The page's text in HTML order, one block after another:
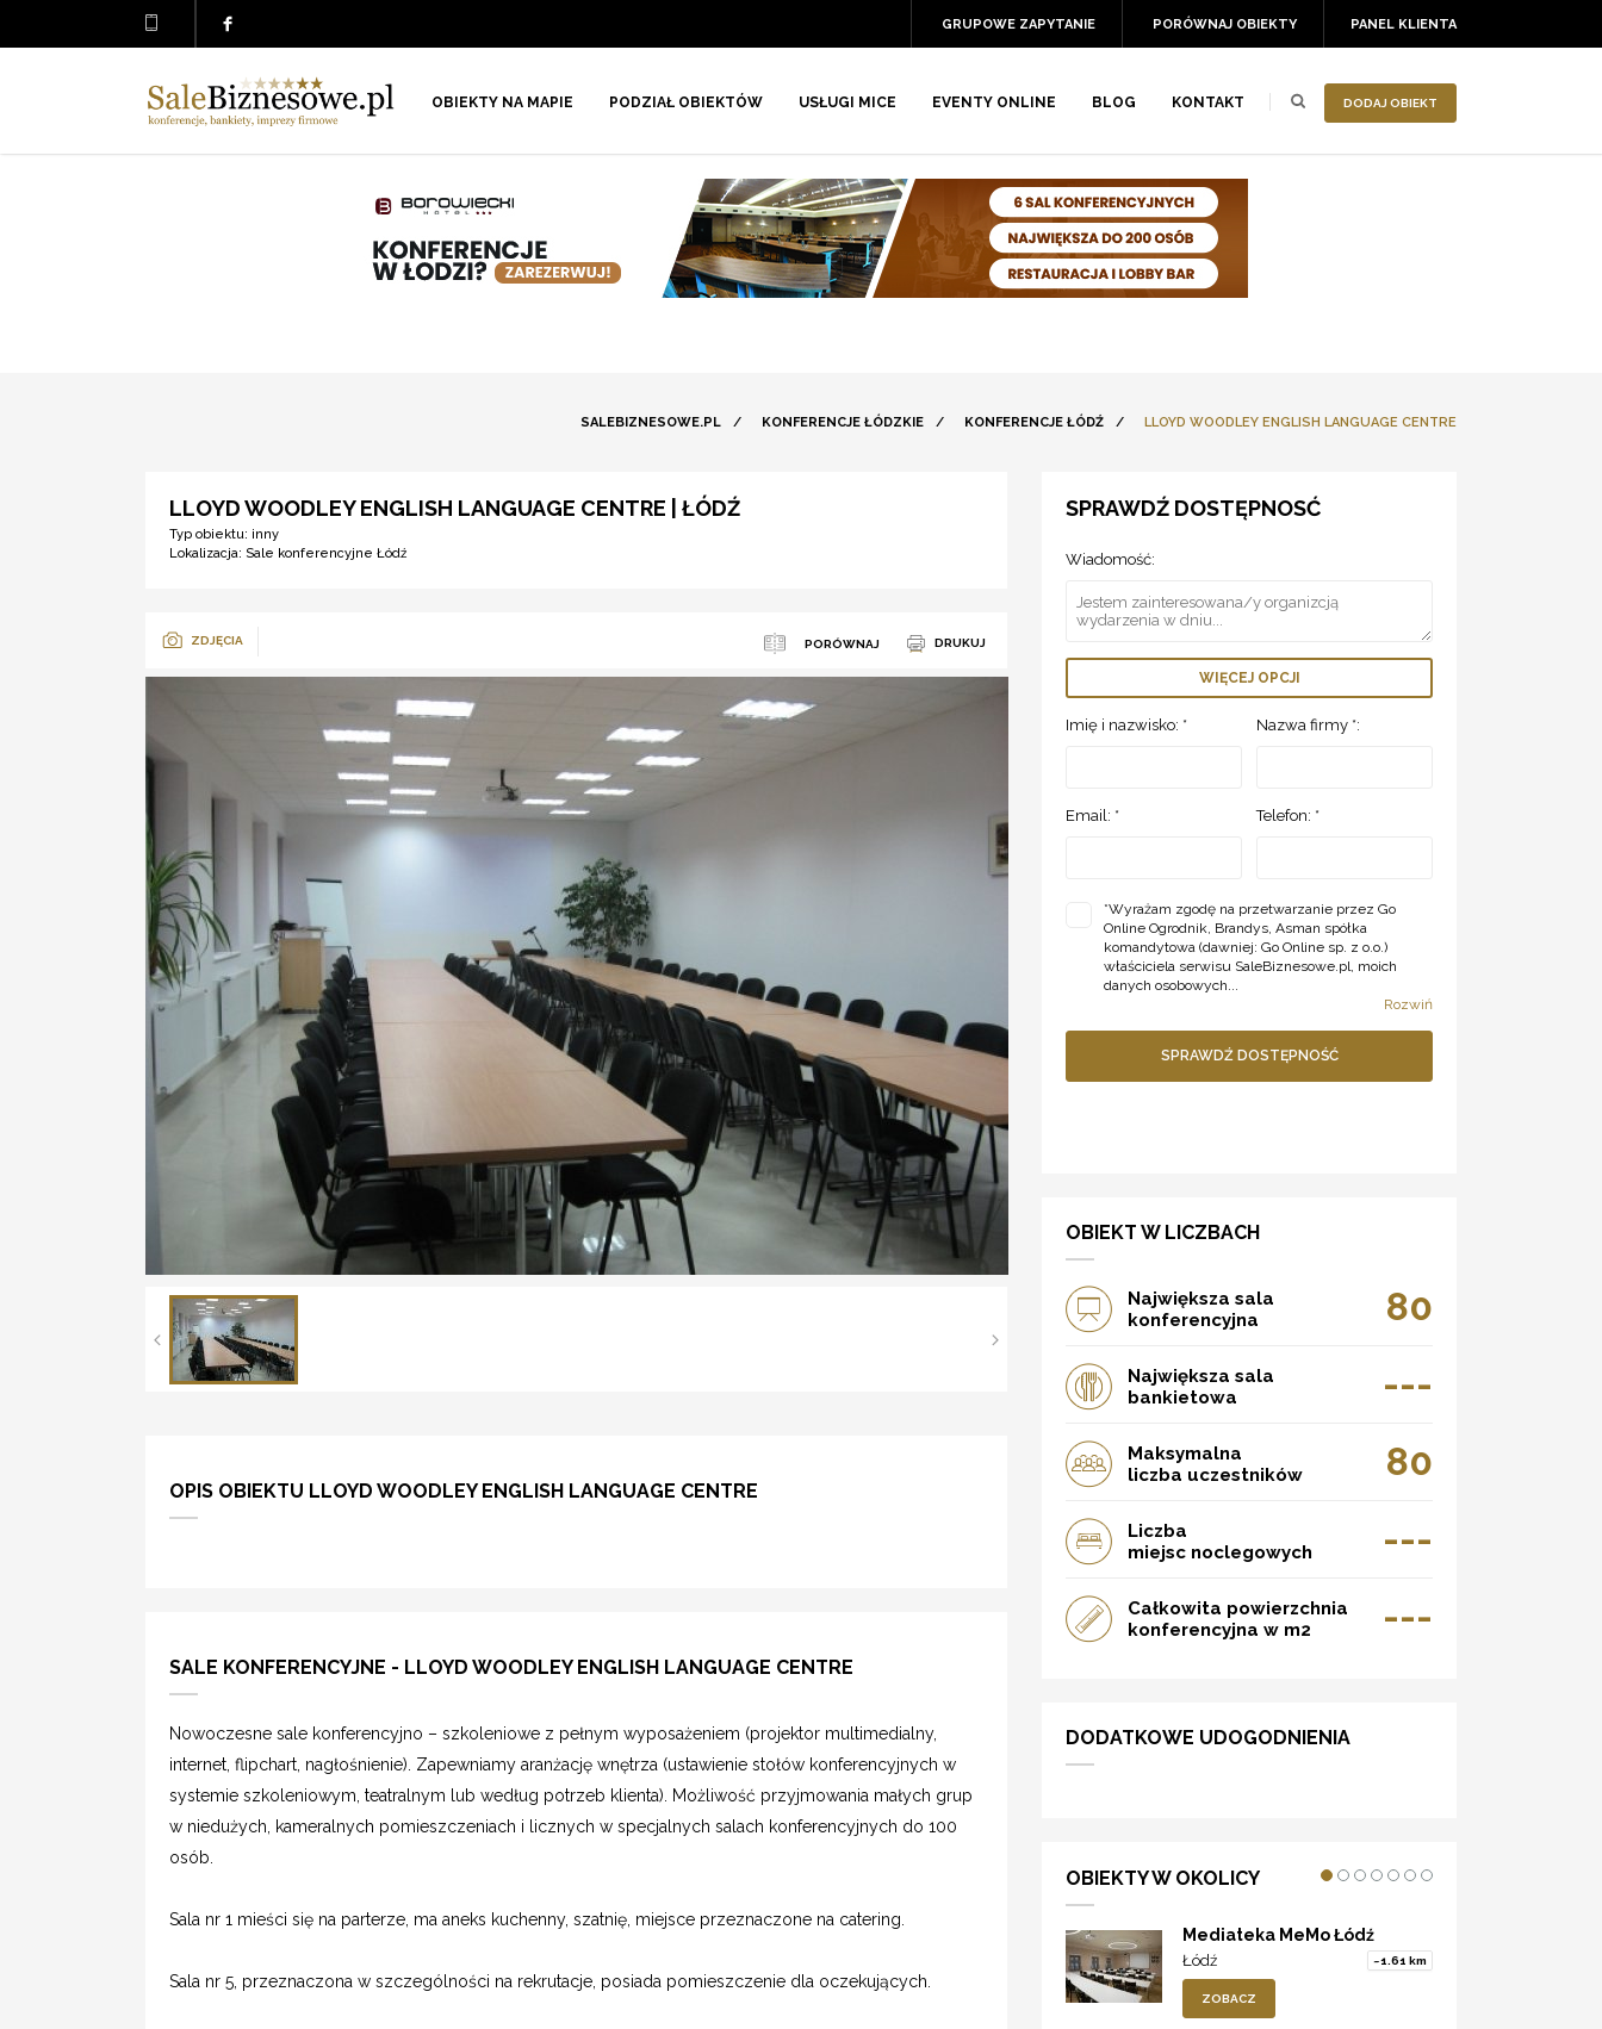
PANEL KLIENTA
PORÓWNAJ OBIEKTY
GRUPOWE ZAPYTANIE
DODAJ OBIEKT
OBIEKTY NA MAPIE PODZIAŁ OBIEKTÓW USŁUGI MICE EVENTY ONLINE BLOG KONTAKT
SALEBIZNESOWE.PL / KONFERENCJE ŁÓDZKIE / KONFERENCJE ŁÓDŹ / LLOYD WOODLEY ENGLISH LANGUAGE CENTRE
LLOYD WOODLEY ENGLISH LANGUAGE CENTRE | ŁÓDŹ
Typ obiektu: inny
Lokalizacja: Sale konferencyjne Łódź
ZDJĘCIA PORÓWNAJ DRUKUJ
OPIS OBIEKTU LLOYD WOODLEY ENGLISH LANGUAGE CENTRE
SALE KONFERENCYJNE - LLOYD WOODLEY ENGLISH LANGUAGE CENTRE
Nowoczesne sale konferencyjno – szkoleniowe z pełnym wyposażeniem (projektor multimedialny,
internet, flipchart, nagłośnienie). Zapewniamy aranżację wnętrza (ustawienie stołów konferencyjnych w
systemie szkoleniowym, teatralnym lub według potrzeb klienta). Możliwość przyjmowania małych grup
w niedużych, kameralnych pomieszczeniach i licznych w specjalnych salach konferencyjnych do 100
osób.
Sala nr 1 mieści się na parterze, ma aneks kuchenny, szatnię, miejsce przeznaczone na catering.
Sala nr 5, przeznaczona w szczególności na rekrutacje, posiada pomieszczenie dla oczekujących.
SPRAWDŹ DOSTĘPNOSĆ
Wiadomość:
WIĘCEJ OPCJI
Imię i nazwisko: * Nazwa firmy *:
Email: * Telefon: *
*Wyrażam zgodę na przetwarzanie przez Go
Online Ogrodnik, Brandys, Asman spółka
komandytowa (dawniej: Go Online sp. z o.o.)
właściciela serwisu SaleBiznesowe.pl, moich
danych osobowych...
Rozwiń
SPRAWDŹ DOSTĘPNOŚĆ
OBIEKT W LICZBACH
Największa sala
konferencyjna
80
Największa sala
bankietowa
---
Maksymalna
liczba uczestników
80
Liczba
miejsc noclegowych
---
Całkowita powierzchnia
konferencyjna w m2
---
DODATKOWE UDOGODNIENIA
OBIEKTY W OKOLICY
Mediateka MeMo Łódź
Łódź ~1.61 km
ZOBACZ